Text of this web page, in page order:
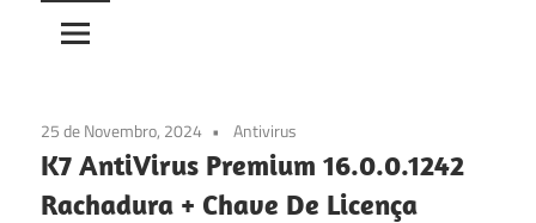
25 de Novembro, 2024 Antivirus
K7 AntiVirus Premium 16.0.0.1242
Rachadura + Chave De Licença